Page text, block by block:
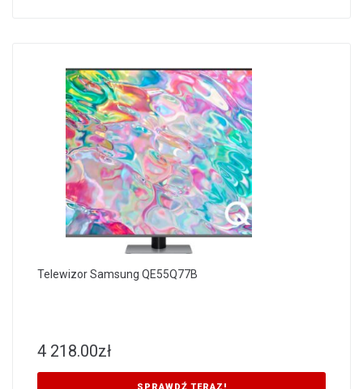
Telewizor Samsung QE55Q77B
4 218.00zł